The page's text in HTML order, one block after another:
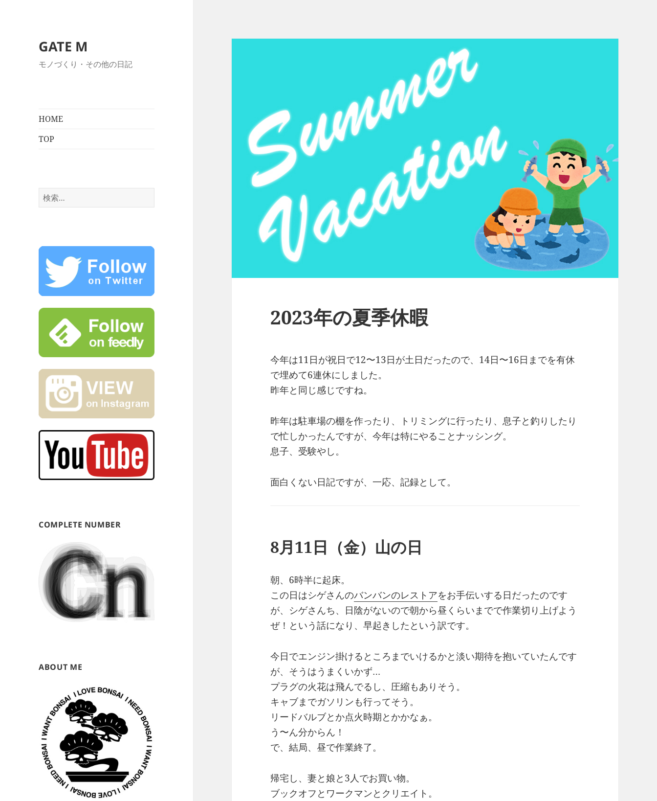
GATE M
モノづくり・その他の日記
HOME
TOP
検
索:
COMPLETE NUMBER
ABOUT ME
2023年の夏季休暇
今年は11日が祝日で12〜13日が土日だったので、14日〜16日までを有休
で埋めて6連休にしました。
昨年と同じ感じですね。
昨年は駐車場の棚を作ったり、トリミングに行ったり、息子と釣りしたり
で忙しかったんですが、今年は特にやることナッシング。
息子、受験やし。
面白くない日記ですが、一応、記録として。
8月11日（金）山の日
朝、6時半に起床。
この日はシゲさんのバンバンのレストアをお手伝いする日だったのです
が、シゲさんち、日陰がないので朝から昼くらいまでで作業切り上げよう
ぜ！という話になり、早起きしたという訳です。
今日でエンジン掛けるところまでいけるかと淡い期待を抱いていたんです
が、そうはうまくいかず…
プラグの火花は飛んでるし、圧縮もありそう。
キャブまでガソリンも行ってそう。
リードバルブとか点火時期とかかなぁ。
う〜ん分からん！
で、結局、昼で作業終了。
帰宅し、妻と娘と3人でお買い物。
ブックオフとワークマンとクリエイト。